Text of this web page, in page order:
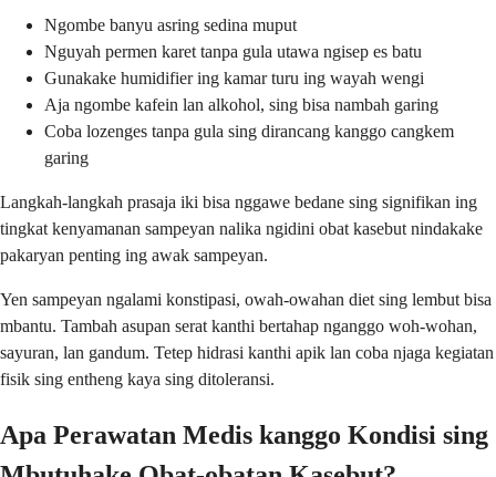
Ngombe banyu asring sedina muput
Nguyah permen karet tanpa gula utawa ngisep es batu
Gunakake humidifier ing kamar turu ing wayah wengi
Aja ngombe kafein lan alkohol, sing bisa nambah garing
Coba lozenges tanpa gula sing dirancang kanggo cangkem
garing
Langkah-langkah prasaja iki bisa nggawe bedane sing signifikan ing
tingkat kenyamanan sampeyan nalika ngidini obat kasebut nindakake
pakaryan penting ing awak sampeyan.
Yen sampeyan ngalami konstipasi, owah-owahan diet sing lembut bisa
mbantu. Tambah asupan serat kanthi bertahap nganggo woh-wohan,
sayuran, lan gandum. Tetep hidrasi kanthi apik lan coba njaga kegiatan
fisik sing entheng kaya sing ditoleransi.
Apa Perawatan Medis kanggo Kondisi sing